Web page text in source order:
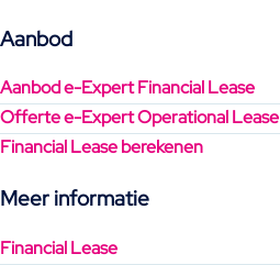
Aanbod
Aanbod e-Expert Financial Lease
Offerte e-Expert Operational Lease
Financial Lease berekenen
Meer informatie
Financial Lease